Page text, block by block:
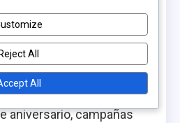
Características
promocionales de
específicos de eventos,
aniversario, campañas
Reject All
All